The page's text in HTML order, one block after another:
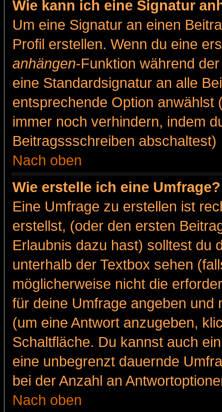
Wie kann ich eine Signatur
Um eine Signatur an einen
Profil erstellen. Wenn du eine
anhängen-Funktion während
eine Standardsignatur an alle
entsprechende Option anwählst
immer noch verhindern, indem
Beitragssschreiben abschaltest)
Nach oben
Wie erstelle ich eine Umfrage?
Eine Umfrage zu erstellen ist
erstellst, (oder den ersten
Erlaubnis dazu hast) solltest du
unterhalb der Textbox sehen
möglicherweise nicht die
für deine Umfrage angeben und
(um eine Antwort anzugeben,
Schaltfläche. Du kannst auch
eine unbegrenzt dauernde
bei der Anzahl an
Nach oben